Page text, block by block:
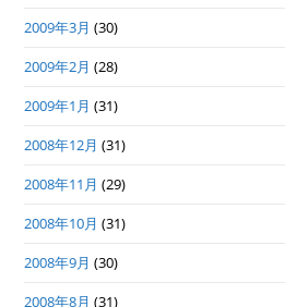
2009年3月 (30)
2009年2月 (28)
2009年1月 (31)
2008年12月 (31)
2008年11月 (29)
2008年10月 (31)
2008年9月 (30)
2008年8月 (31)